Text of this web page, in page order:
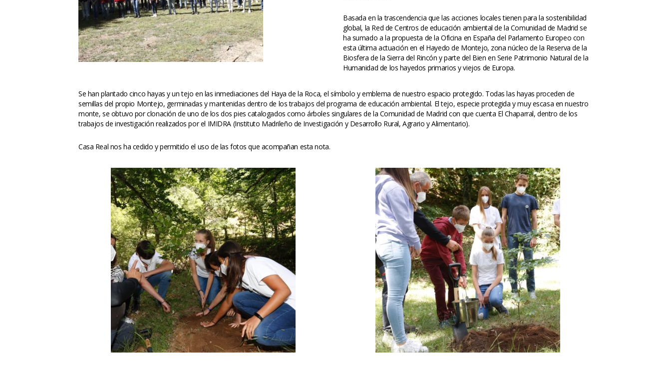
Basada en la trascendencia que las acciones locales tienen para la sostenibilidad
global, la Red de Centros de educación ambiental de la Comunidad de Madrid se
ha sumado a la propuesta de la Oficina en España del Parlamento Europeo con
esta última actuación en el Hayedo de Montejo, zona núcleo de la Reserva de la
Biosfera de la Sierra del Rincón y parte del Bien en Serie Patrimonio Natural de la
Humanidad de los hayedos primarios y viejos de Europa.
Se han plantado cinco hayas y un tejo en las inmediaciones del Haya de la Roca, el símbolo y emblema de nuestro espacio protegido. Todas las hayas proceden de
emillas del propio Montejo, germinadas y mantenidas dentro de los trabajos del programa de educación ambiental. El tejo, especie protegida y muy escasa en nuestro
monte, se obtuvo por clonación de uno de los dos pies catalogados como árboles singulares de la Comunidad de Madrid con que cuenta El Chaparral, dentro de los
trabajos de investigación realizados por el IMIDRA (Instituto Madrileño de Investigación y Desarrollo Rural, Agrario y Alimentario).
Casa Real nos ha cedido y permitido el uso de las fotos que acompañan esta nota.